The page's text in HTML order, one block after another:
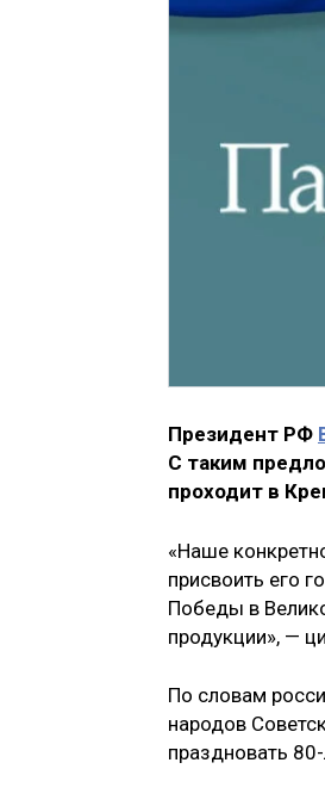
Президент РФ
С таким
проходит в
«Наше
присвоить его
Победы в
продукции», —
По словам
народов
праздновать